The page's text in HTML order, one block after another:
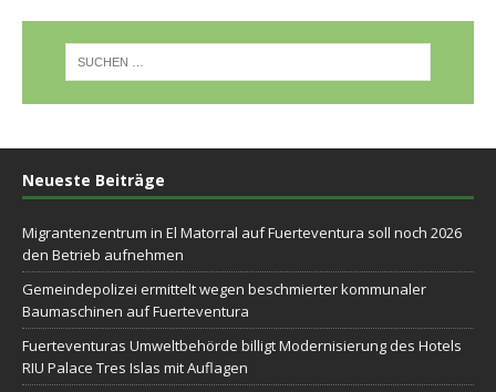
Neueste Beiträge
Migrantenzentrum in El Matorral auf Fuerteventura soll noch 2026
den Betrieb aufnehmen
Gemeindepolizei ermittelt wegen beschmierter kommunaler
Baumaschinen auf Fuerteventura
Fuerteventuras Umweltbehörde billigt Modernisierung des Hotels
RIU Palace Tres Islas mit Auflagen